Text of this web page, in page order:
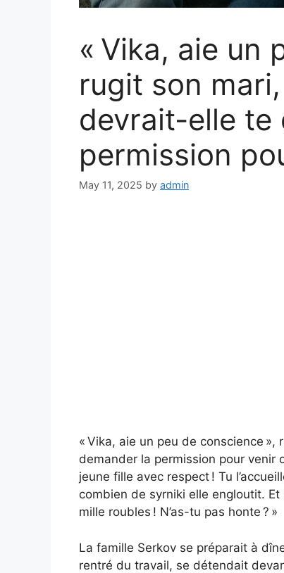
« Vika, aie un
rugit son
devrait-elle te
permission
May 11, 2025 by admin
« Vika, aie un peu de conscience
demander la permission pour venir
jeune fille avec respect ! Tu
combien de syrniki elle engloutit. Et
mille roubles ! N’as-tu pas honte ? »
La famille Serkov se préparait à
rentré du travail, se détendait